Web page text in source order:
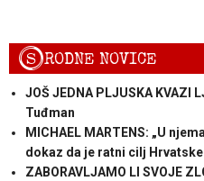
SRODNE NOVICE
JOŠ JEDNA PLJUSKA
Tuđman
MICHAEL MARTENS: „U
dokaz da je ratni cilj
ZABORAVLJAMO LI SVOJE